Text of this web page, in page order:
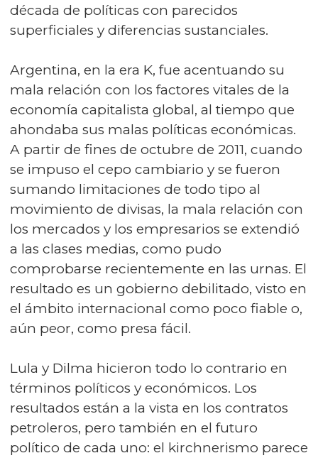
década de políticas con parecidos
superficiales y diferencias sustanciales.
Argentina, en la era K, fue acentuando su
mala relación con los factores vitales de la
economía capitalista global, al tiempo que
ahondaba sus malas políticas económicas.
A partir de fines de octubre de 2011, cuando
se impuso el cepo cambiario y se fueron
sumando limitaciones de todo tipo al
movimiento de divisas, la mala relación con
los mercados y los empresarios se extendió
a las clases medias, como pudo
comprobarse recientemente en las urnas. El
resultado es un gobierno debilitado, visto en
el ámbito internacional como poco fiable o,
aún peor, como presa fácil.
Lula y Dilma hicieron todo lo contrario en
términos políticos y económicos. Los
resultados están a la vista en los contratos
petroleros, pero también en el futuro
político de cada uno: el kirchnerismo parece